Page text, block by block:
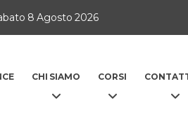
8 Agosto 2026
CHI SIAMO CORSI